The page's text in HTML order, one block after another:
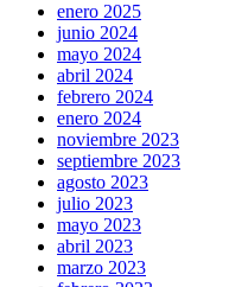
enero 2025
junio 2024
mayo 2024
abril 2024
febrero 2024
enero 2024
noviembre 2023
septiembre 2023
agosto 2023
julio 2023
mayo 2023
abril 2023
marzo 2023